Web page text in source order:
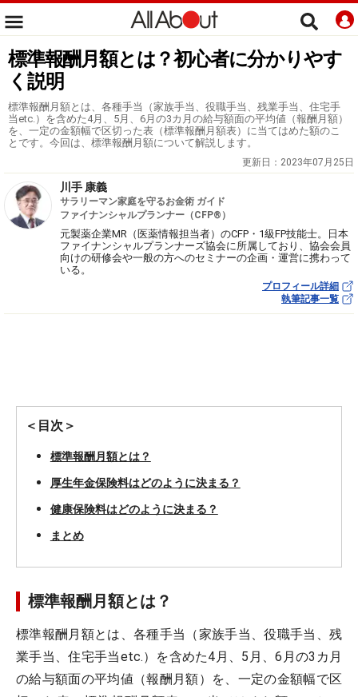
標準報酬月額とは？初心者に分かりやす
く説明
標準報酬月額とは、各種手当（家族手当、役職手当、残業手当、住宅手
当etc.）を含めた4月、5月、6月の3カ月の給与額面の平均値（報酬月額）
を、一定の金額幅で区切った表（標準報酬月額表）に当てはめた額のこ
とです。今回は、標準報酬月額について解説します。
更新日： 2023年07月25日
川手 康義
サラリーマン家庭を守るお金術 ガイド
ファイナンシャルプランナー（CFP®）
元製薬企業MR（医薬情報担当者）のCFP・1級FP技能士。日本
ファイナンシャルプランナーズ協会に所属しており、協会会員
向けの研修会や一般の方へのセミナーの企画・運営に携わって
いる。
プロフィール詳細
執筆記事一覧
＜目次＞
標準報酬月額とは？
厚生年金保険料はどのように決まる？
健康保険料はどのように決まる？
まとめ
標準報酬月額とは？
標準報酬月額とは、各種手当（家族手当、役職手当、残
業手当、住宅手当etc.）を含めた4月、5月、6月の3カ月
の給与額面の平均値（報酬月額）を、一定の金額幅で区